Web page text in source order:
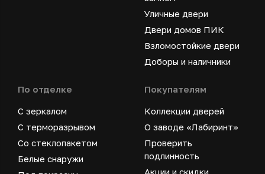
Уличные двери
Двери домов ПИК
Взломостойкие двери
Доборы и наличники
По отделке
С зеркалом
С терморазрывом
Со стеклопакетом
Белые снаружи
Покупателям
Коллекции дверей
О заводе «Лабиринт»
Проверить
подлинность
Акции и скидки